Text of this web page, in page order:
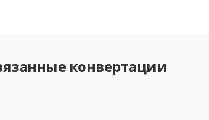
конвертации